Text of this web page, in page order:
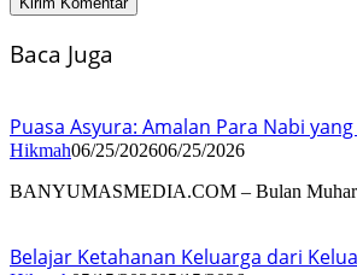
Baca Juga
Puasa Asyura: Amalan Para Nabi
Hikmah06/25/202606/25/2026
BANYUMASMEDIA.COM – Bulan
Belajar Ketahanan Keluarga dari